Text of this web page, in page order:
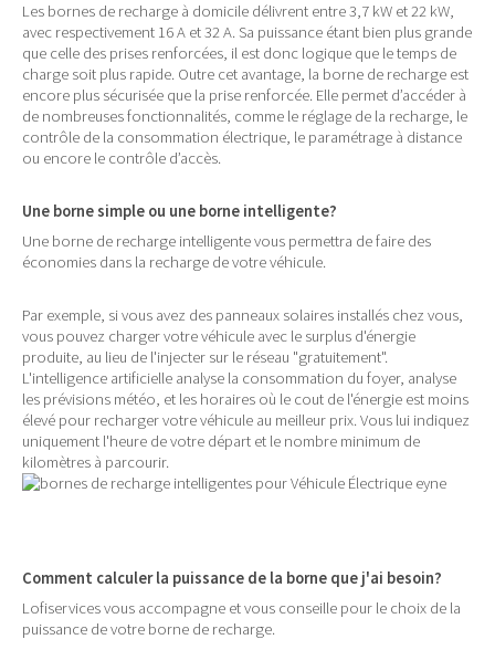
Les bornes de recharge à domicile délivrent entre 3,7 kW et 22 kW,
avec respectivement 16 A et 32 A. Sa puissance étant bien plus grande
que celle des prises renforcées, il est donc logique que le temps de
charge soit plus rapide. Outre cet avantage, la borne de recharge est
encore plus sécurisée que la prise renforcée. Elle permet d’accéder à
de nombreuses fonctionnalités, comme le réglage de la recharge, le
contrôle de la consommation électrique, le paramétrage à distance
ou encore le contrôle d’accès.
Une borne simple ou une borne intelligente?
Une borne de recharge intelligente vous permettra de faire des
économies dans la recharge de votre véhicule.
Par exemple, si vous avez des panneaux solaires installés chez vous,
vous pouvez charger votre véhicule avec le surplus d'énergie
produite, au lieu de l'injecter sur le réseau "gratuitement".
L'intelligence artificielle analyse la consommation du foyer, analyse
les prévisions météo, et les horaires où le cout de l'énergie est moins
élevé pour recharger votre véhicule au meilleur prix. Vous lui indiquez
uniquement l'heure de votre départ et le nombre minimum de
kilomètres à parcourir.
Comment calculer la puissance de la borne que j'ai besoin?
Lofiservices vous accompagne et vous conseille pour le choix de la
puissance de votre borne de recharge.